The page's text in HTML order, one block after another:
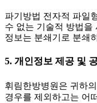
파기방법 전자적 파일
수 없는 기술적 방법을
정보는 분쇄기로 분쇄
5. 개인정보 제공 및
휘림한방병원은 귀하
경우를 제외하고는 어